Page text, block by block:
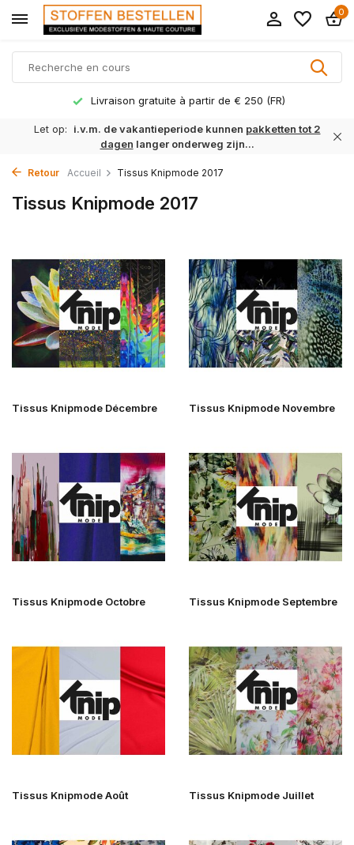
0
Livraison gratuite à partir de € 250 (FR)
Let op: i.v.m. de vakantieperiode kunnen pakketten tot 2
dagen langer onderweg zijn...
Retour Accueil Tissus Knipmode 2017
Tissus Knipmode 2017
Tissus Knipmode Décembre Tissus Knipmode Novembre
Tissus Knipmode Octobre Tissus Knipmode Septembre
Tissus Knipmode Août Tissus Knipmode Juillet